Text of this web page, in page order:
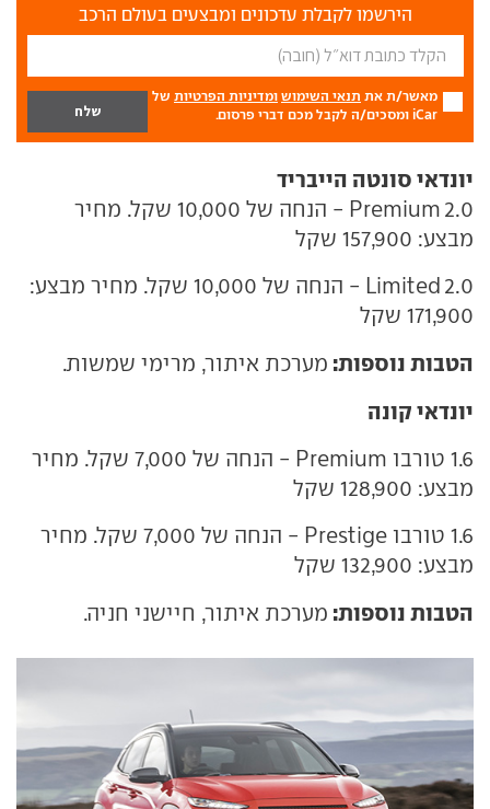
הירשמו לקבלת עדכונים ומבצעים בעולם הרכב
מאשר/ת את תנאי השימוש ומדיניות הפרטיות של
iCar ומסכים/ה לקבל מכם דברי פרסום.
יונדאי סונטה הייבריד
2.0 Premium - הנחה של 10,000 שקל. מחיר
מבצע: 157,900 שקל
2.0 Limited - הנחה של 10,000 שקל. מחיר מבצע:
171,900 שקל
הטבות נוספות: מערכת איתור, מרימי שמשות.
יונדאי קונה
1.6 טורבו Premium - הנחה של 7,000 שקל. מחיר
מבצע: 128,900 שקל
1.6 טורבו Prestige - הנחה של 7,000 שקל. מחיר
מבצע: 132,900 שקל
הטבות נוספות: מערכת איתור, חיישני חניה.